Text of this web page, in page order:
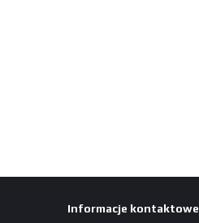
Informacje kontaktowe